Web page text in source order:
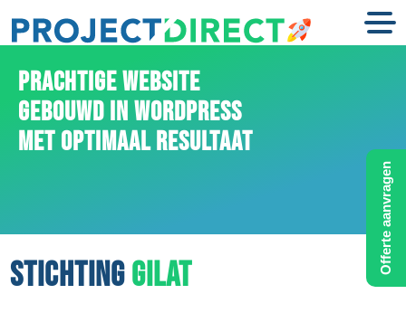
PRACHTIGE WEBSITE
GEBOUWD IN WORDPRESS
MET OPTIMAAL RESULTAAT
STICHTINGGILAT
Offerte aanvragen